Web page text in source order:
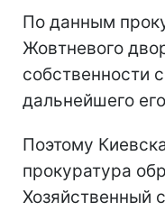
По данным
Жовтневого
собственности
дальнейшего
Поэтому
прокуратура
Хозяйственный